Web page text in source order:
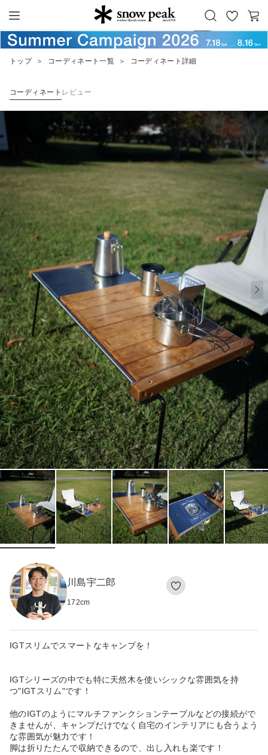
Snow Peak
お
気
カ
ー
トップ ＞ コーディネート一覧 ＞ コーディネート詳細
コーディネート レビュー
川島宇二郎
172cm
IGTスリムでスマートなキャンプを！
IGTシリーズの中でも特に天然木を使いシックな雰囲気を持
つ"IGTスリム"です！
他のIGTのようにマルチファンクションテーブルなどの接続がで
きませんが、キャンプだけでなく自宅のインテリアにも合うよう
な雰囲気が魅力です！
脚は折りたたんで収納できるので、出し入れも楽です！